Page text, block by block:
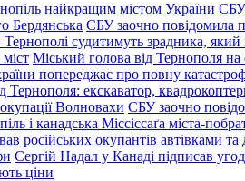
найкращим містом України СБУ
Бердянська СБУ заочно повідомила
судитимуть зрадника, який
Міський голова від Тернополя
попереджає про повну
Тернополя: екскаватор,
Волновахи СБУ заочно
і канадська Міссіссаґа міста-
російських окупантів автівками
Сергій Надал у Канаді підписав
ціни